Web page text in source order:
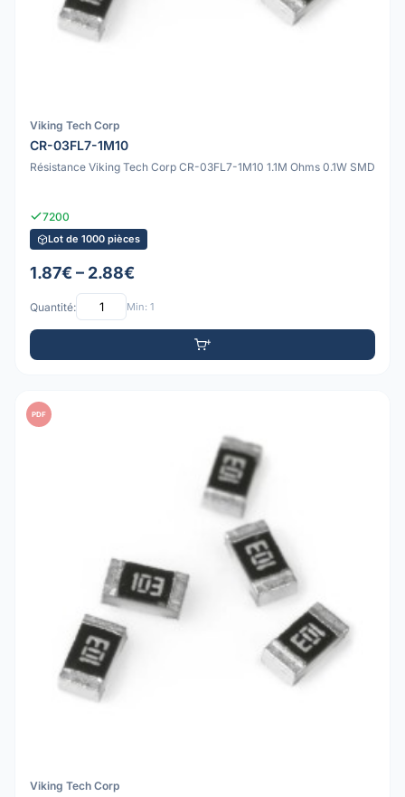
Viking Tech Corp
CR-03FL7-1M10
Résistance Viking Tech Corp CR-03FL7-1M10 1.1M Ohms 0.1W SMD
7200
Lot de 1000 pièces
1.87€ – 2.88€
Quantité: Min: 1
PDF
Viking Tech Corp